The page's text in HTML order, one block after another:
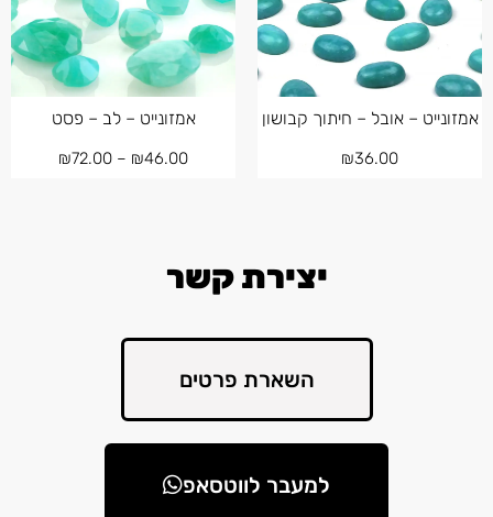
אמזונייט – אובל – חיתוך קבושון
₪36.00
אמזונייט – לב – פסט
₪46.00
–
₪72.00
יצירת קשר
השארת פרטים
למעבר לווטסאפ